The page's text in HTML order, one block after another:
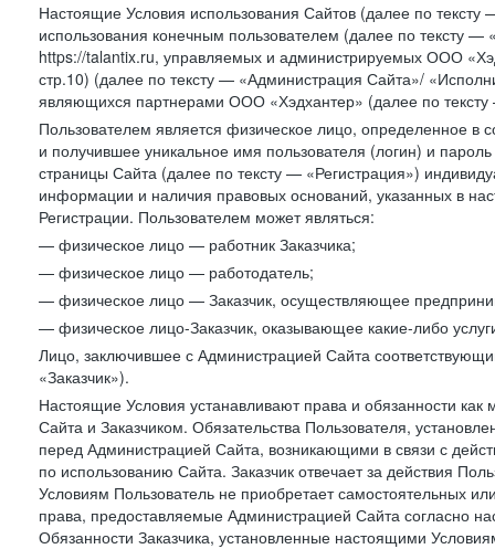
Настоящие Условия использования Сайтов (далее по
использования конечным пользователем (далее по тексту
https://talantix.ru, управляемых и администрируемых ООО
стр.10) (далее по тексту — «Администрация Сайта»/
являющихся партнерами ООО «Хэдхантер» (далее по
Пользователем является физическое лицо, определенное в
и получившее уникальное имя пользователя (логин) и
страницы Сайта (далее по тексту — «Регистрация»)
информации и наличия правовых оснований, указанных в
Регистрации. Пользователем может являться:
— физическое лицо — работник Заказчика;
— физическое лицо — работодатель;
— физическое лицо — Заказчик, осуществляющее
— физическое лицо-Заказчик, оказывающее какие-либо
Лицо, заключившее с Администрацией Сайта
«Заказчик»).
Настоящие Условия устанавливают права и обязанности
Сайта и Заказчиком. Обязательства Пользователя,
перед Администрацией Сайта, возникающими в связи с
по использованию Сайта. Заказчик отвечает за действия
Условиям Пользователь не приобретает самостоятельных
права, предоставляемые Администрацией Сайта согласно
Обязанности Заказчика, установленные настоящими